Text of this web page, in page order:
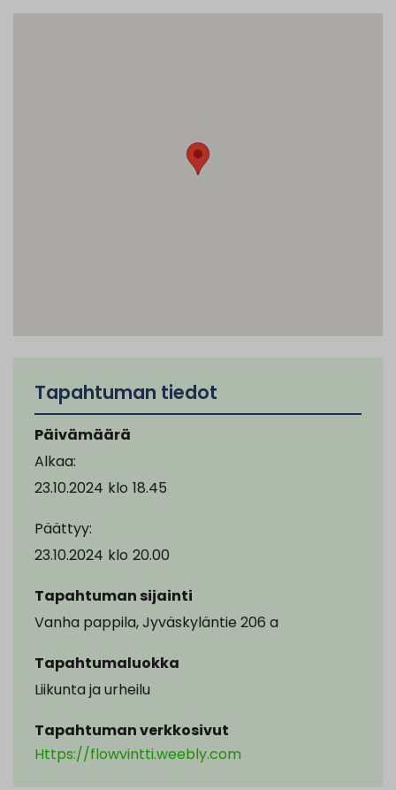
Tapahtuman tiedot
Päivämäärä
Alkaa:
23.10.2024 klo 18.45
Päättyy:
23.10.2024 klo 20.00
Tapahtuman sijainti
Vanha pappila, Jyväskyläntie 206 a
Tapahtumaluokka
Liikunta ja urheilu
Tapahtuman verkkosivut
Https://flowvintti.weebly.com